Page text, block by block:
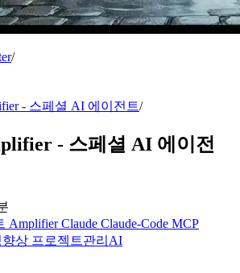
/
- 스페셜 AI 에이전트/
- 스페셜 AI 에이전
AmplifierClaude Claude-Code MCP
상 프로젝트관리AI